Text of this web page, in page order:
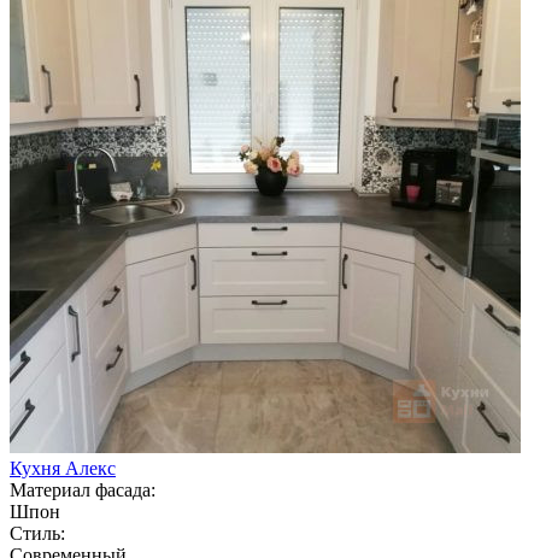
Кухня Алекс
Материал фасада:
Шпон
Стиль: